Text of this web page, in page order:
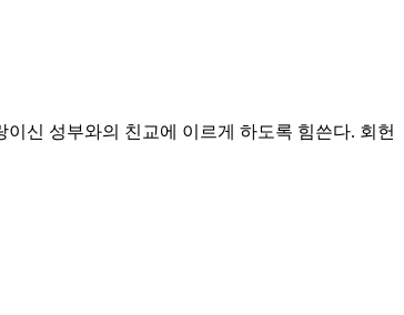
신 성부와의 친교에 이르게 하도록 힘쓴다. 회헌